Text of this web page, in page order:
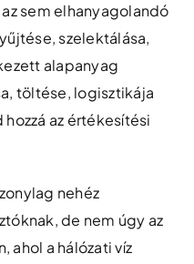
sem elhanyagolandó
szelektálása,
alapanyag
töltése, logisztikája
az értékesítési
nehéz
de nem úgy az
ahol a hálózati víz